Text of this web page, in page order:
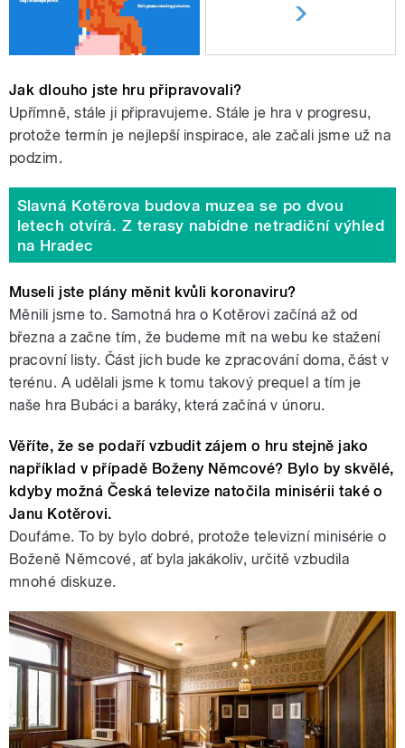
Jak dlouho jste hru připravovali?
Upřímně, stále ji připravujeme. Stále je hra v progresu,
protože termín je nejlepší inspirace, ale začali jsme už na
podzim.
Slavná Kotěrova budova muzea se po dvou
letech otvírá. Z terasy nabídne netradiční výhled
na Hradec
Museli jste plány měnit kvůli koronaviru?
Měnili jsme to. Samotná hra o Kotěrovi začíná až od
března a začne tím, že budeme mít na webu ke stažení
pracovní listy. Část jich bude ke zpracování doma, část v
terénu. A udělali jsme k tomu takový prequel a tím je
naše hra Bubáci a baráky, která začíná v únoru.
Věříte, že se podaří vzbudit zájem o hru stejně jako
například v případě Boženy Němcové? Bylo by skvělé,
kdyby možná Česká televize natočila minisérii také o
Janu Kotěrovi.
Doufáme. To by bylo dobré, protože televizní minisérie o
Boženě Němcové, ať byla jakákoliv, určitě vzbudila
mnohé diskuze.